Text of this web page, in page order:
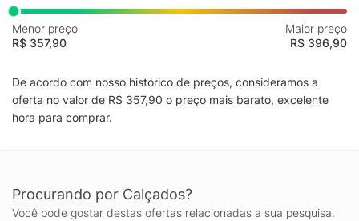
Menor preço
R$ 357,90
Maior preço
R$ 396,90
De acordo com nosso histórico de preços, consideramos a
oferta no valor de R$ 357,90 o preço mais barato, excelente
hora para comprar.
Procurando por Calçados?
Você pode gostar destas ofertas relacionadas a sua pesquisa.